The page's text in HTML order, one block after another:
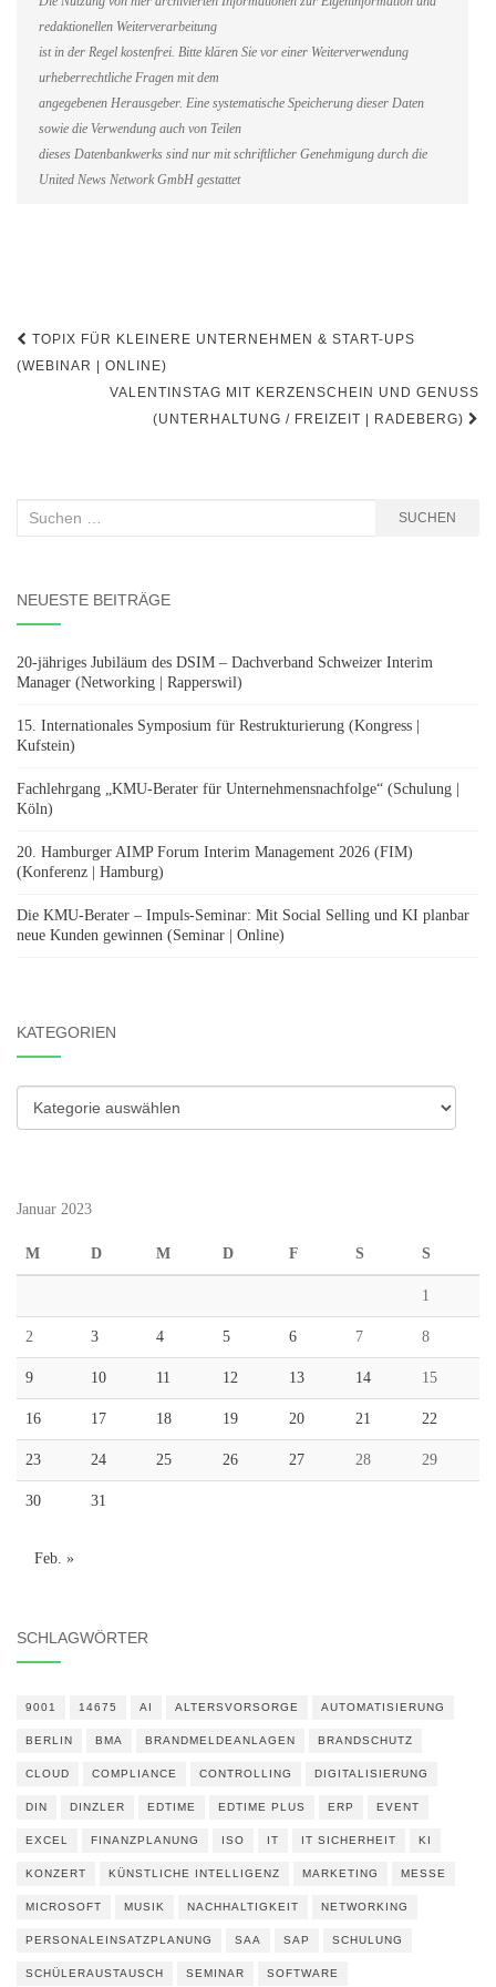
redaktionellen Weiterverarbeitung
ist in der Regel kostenfrei. Bitte klären Sie vor einer Weiterverwendung
urheberrechtliche Fragen mit dem
angegebenen Herausgeber. Eine systematische Speicherung dieser Daten
sowie die Verwendung auch von Teilen
dieses Datenbankwerks sind nur mit schriftlicher Genehmigung durch die
United News Network GmbH gestattet
Beitragsnavigation
TOPIX FÜR KLEINERE UNTERNEHMEN & START-UPS
(WEBINAR | ONLINE)
VALENTINSTAG MIT KERZENSCHEIN UND GENUSS
(UNTERHALTUNG / FREIZEIT | RADEBERG)
Suchen
SUCHEN
NEUESTE BEITRÄGE
20-jähriges Jubiläum des DSIM – Dachverband Schweizer Interim
Manager (Networking | Rapperswil)
15. Internationales Symposium für Restrukturierung (Kongress |
Kufstein)
Fachlehrgang „KMU-Berater für Unternehmensnachfolge“ (Schulung |
Köln)
20. Hamburger AIMP Forum Interim Management 2026 (FIM)
(Konferenz | Hamburg)
Die KMU-Berater – Impuls-Seminar: Mit Social Selling und KI planbar
neue Kunden gewinnen (Seminar | Online)
KATEGORIEN
Kategorien
Januar 2023
M D M D F S S
1
2 3 4 5 6 7 8
9 10 11 12 13 14 15
16 17 18 19 20 21 22
23 24 25 26 27 28 29
30 31
Feb. »
SCHLAGWÖRTER
9001 14675 AI ALTERSVORSORGE AUTOMATISIERUNG
BERLIN BMA BRANDMELDEANLAGEN BRANDSCHUTZ
CLOUD COMPLIANCE CONTROLLING DIGITALISIERUNG
DIN DINZLER EDTIME EDTIME PLUS ERP EVENT
EXCEL FINANZPLANUNG ISO IT IT SICHERHEIT KI
KONZERT KÜNSTLICHE INTELLIGENZ MARKETING MESSE
MICROSOFT MUSIK NACHHALTIGKEIT NETWORKING
PERSONALEINSATZPLANUNG SAA SAP SCHULUNG
SCHÜLERAUSTAUSCH SEMINAR SOFTWARE